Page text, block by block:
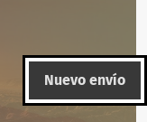
Nuevo envío